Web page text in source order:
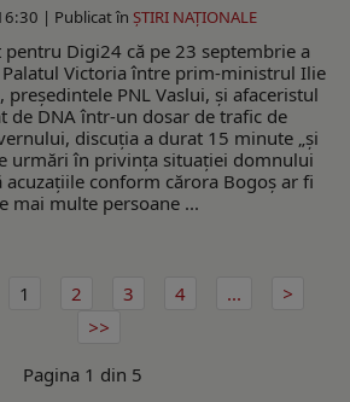
| Publicat în ŞTIRI NAŢIONALE
Digi24 că pe 23 septembrie a
Victoria între prim-ministrul Ilie
PNL Vaslui, și afaceristul
de DNA într-un dosar de trafic de
discuția a durat 15 minute „și
urmări în privința situației domnului
acuzațiile conform cărora Bogoș ar fi
mai multe persoane ...
1 2 3 4 ...
Pagina 1 din 5